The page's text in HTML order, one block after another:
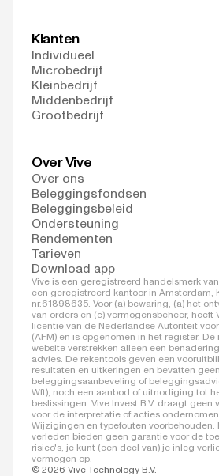
Klanten
Individueel
Microbedrijf
Kleinbedrijf
Middenbedrijf
Grootbedrijf
Over Vive
Over ons
Beleggingsfondsen
Beleggingsbeleid
Ondersteuning
Rendementen
Tarieven
Download app
Vive is een geregistreerd handelsmerk van
een geregistreerd kantoor in Amsterdam,
nr.61898635. Voor (a) bewaring, (a) het
van orders en (c) vermogensbeheer, heeft
licentie van de Nederlandse Autoriteit
(AFM) en is opgenomen in het register.
website verstrekken alleen een
advies. De rekentools geven een
resultaten en uitkeringen en bevatten geen
beleggingsaanbeveling of
Wft), noch een aanbod of uitnodiging tot
beslissingen. Vive Invest B.V. draagt geen
voor de interpretatie of acties
Wijzigingen en typefouten voorbehouden.
verleden bieden geen garantie voor de
risico's, je kunt (een deel van) je inleg
vermogen op.
© 2026 Vive Technology B.V.